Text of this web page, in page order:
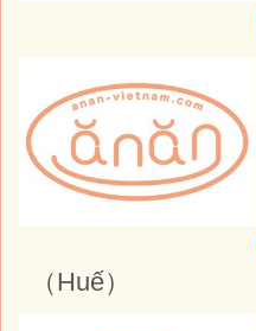
（Huế）